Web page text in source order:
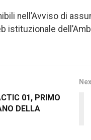
nell’Avviso di
01, PRIMO
DELLA